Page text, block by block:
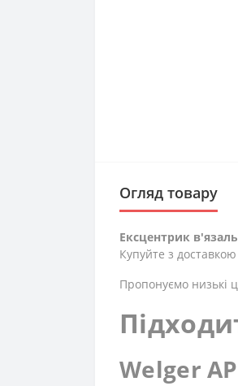
Огляд товару
Ексцентрик
Купуйте з
Пропонуємо низькі
Welger